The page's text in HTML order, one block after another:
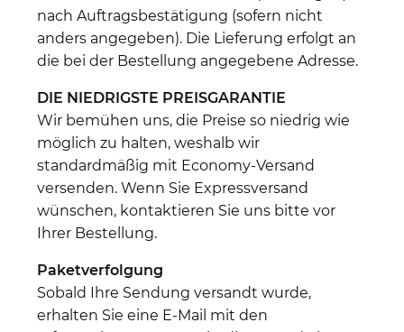
nach Auftragsbestätigung (sofern nicht
anders angegeben). Die Lieferung erfolgt an
die bei der Bestellung angegebene Adresse.
DIE NIEDRIGSTE PREISGARANTIE
Wir bemühen uns, die Preise so niedrig wie
möglich zu halten, weshalb wir
standardmäßig mit Economy-Versand
versenden. Wenn Sie Expressversand
wünschen, kontaktieren Sie uns bitte vor
Ihrer Bestellung.
Paketverfolgung
Sobald Ihre Sendung versandt wurde,
erhalten Sie eine E-Mail mit den